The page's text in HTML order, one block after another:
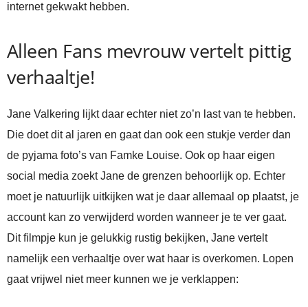
internet gekwakt hebben.
Alleen Fans mevrouw vertelt pittig
verhaaltje!
Jane Valkering lijkt daar echter niet zo’n last van te hebben.
Die doet dit al jaren en gaat dan ook een stukje verder dan
de pyjama foto’s van Famke Louise. Ook op haar eigen
social media zoekt Jane de grenzen behoorlijk op. Echter
moet je natuurlijk uitkijken wat je daar allemaal op plaatst, je
account kan zo verwijderd worden wanneer je te ver gaat.
Dit filmpje kun je gelukkig rustig bekijken, Jane vertelt
namelijk een verhaaltje over wat haar is overkomen. Lopen
gaat vrijwel niet meer kunnen we je verklappen: